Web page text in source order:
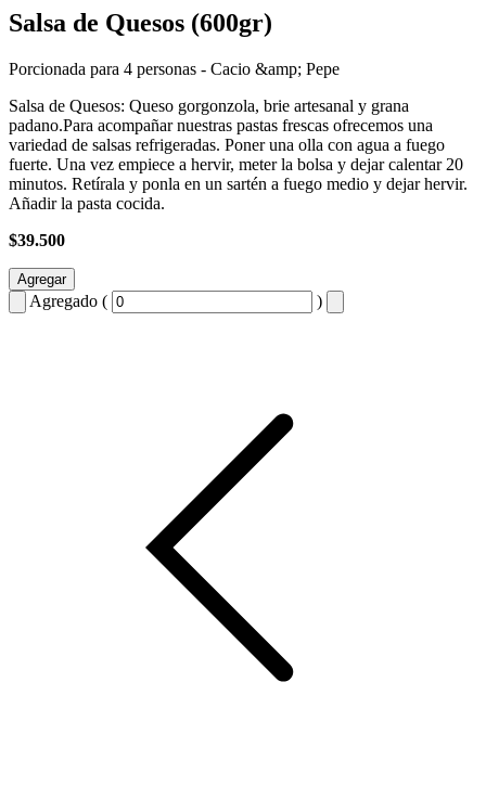
Salsa de Quesos (600gr)
Porcionada para 4 personas - Cacio &amp; Pepe
Salsa de Quesos: Queso gorgonzola, brie artesanal y grana
padano.Para acompañar nuestras pastas frescas ofrecemos una
variedad de salsas refrigeradas. Poner una olla con agua a fuego
fuerte. Una vez empiece a hervir, meter la bolsa y dejar calentar 20
minutos. Retírala y ponla en un sartén a fuego medio y dejar hervir.
Añadir la pasta cocida.
$39.500
Agregar
Agregado ( )